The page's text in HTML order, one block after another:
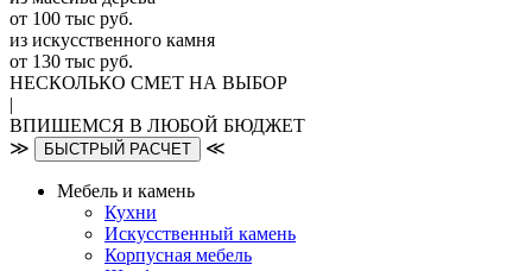
от 100 тыс руб.
из искусcтвенного камня
от 130 тыс руб.
НЕСКОЛЬКО СМЕТ НА ВЫБОР
|
ВПИШЕМСЯ В ЛЮБОЙ БЮДЖЕТ
≫
БЫСТРЫЙ РАСЧЕТ ≪
Мебель и камень
Кухни
Искусственный камень
Корпусная мебель